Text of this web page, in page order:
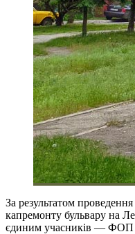
За результатом
капремонту бульвару на
єдиним учасників —